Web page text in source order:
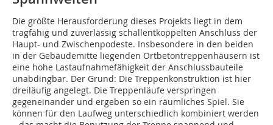
Die größte Herausforderung dieses Projekts liegt in dem
tragfähig und zuverlässig schallentkoppelten Anschluss der
Haupt- und Zwischenpodeste. Insbesondere in den beiden
in der Gebäudemitte liegenden Ortbetontreppenhäusern ist
eine hohe Lastaufnahmefähigkeit der Anschlussbauteile
unabdingbar. Der Grund: Die Treppenkonstruktion ist hier
dreiläufig angelegt. Die Treppenläufe verspringen
gegeneinander und ergeben so ein räumliches Spiel. Sie
können für den Laufweg unterschiedlich kombiniert werden